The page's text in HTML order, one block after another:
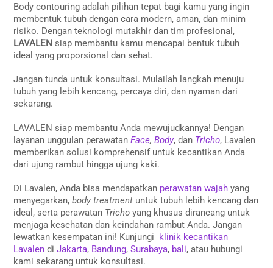
Body contouring adalah pilihan tepat bagi kamu yang ingin
membentuk tubuh dengan cara modern, aman, dan minim
risiko. Dengan teknologi mutakhir dan tim profesional,
LAVALEN siap membantu kamu mencapai bentuk tubuh
ideal yang proporsional dan sehat.
Jangan tunda untuk konsultasi. Mulailah langkah menuju
tubuh yang lebih kencang, percaya diri, dan nyaman dari
sekarang.
LAVALEN siap membantu Anda mewujudkannya! Dengan
layanan unggulan perawatan Face, Body, dan Tricho, Lavalen
memberikan solusi komprehensif untuk kecantikan Anda
dari ujung rambut hingga ujung kaki.
Di Lavalen, Anda bisa mendapatkan perawatan wajah yang
menyegarkan,body treatment untuk tubuh lebih kencang dan
ideal, serta perawatan Tricho yang khusus dirancang untuk
menjaga kesehatan dan keindahan rambut Anda. Jangan
lewatkan kesempatan ini! Kunjungi klinik kecantikan
Lavalen di Jakarta, Bandung, Surabaya, bali, atau hubungi
kami sekarang untuk konsultasi.